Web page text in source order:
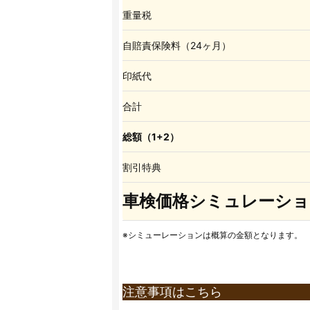
重量税
自賠責保険料（24ヶ月）
印紙代
合計
総額（1+2）
割引特典
車検価格シミュレーシ
※シミューレーションは概算の金額となります。
注意事項はこちら